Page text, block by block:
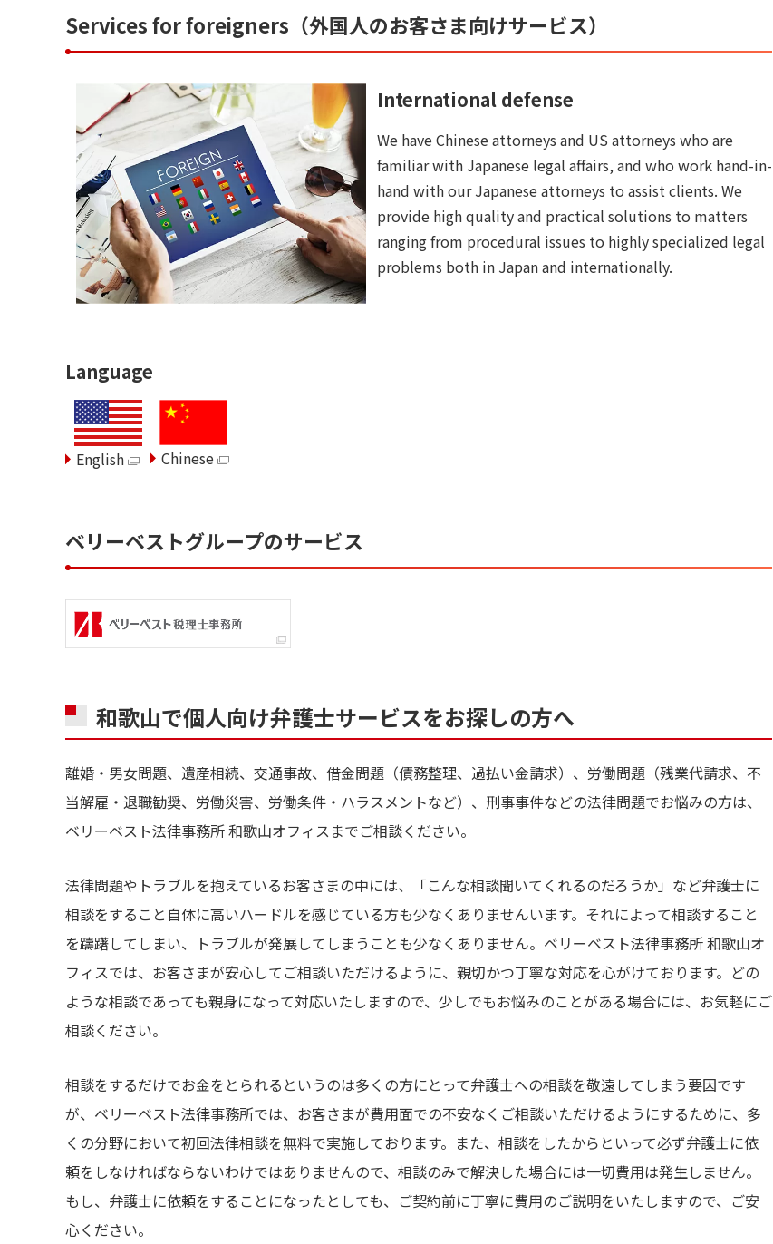
Services for foreigners（外国人のお客さま向けサービス）
International defense
We have Chinese attorneys and US attorneys who are
familiar with Japanese legal affairs, and who work hand-in-
hand with our Japanese attorneys to assist clients. We
provide high quality and practical solutions to matters
ranging from procedural issues to highly specialized legal
problems both in Japan and internationally.
Language
English Chinese
ベリーベストグループのサービス
和歌山で個人向け弁護士サービスをお探しの方へ
離婚・男女問題、遺産相続、交通事故、借金問題（債務整理、過払い金請求）、労働問題（残業代請求、不
当解雇・退職勧奨、労働災害、労働条件・ハラスメントなど）、刑事事件などの法律問題でお悩みの方は、
ベリーベスト法律事務所 和歌山オフィスまでご相談ください。
法律問題やトラブルを抱えているお客さまの中には、「こんな相談聞いてくれるのだろうか」など弁護士に
相談をすること自体に高いハードルを感じている方も少なくありませんいます。それによって相談すること
を躊躇してしまい、トラブルが発展してしまうことも少なくありません。ベリーベスト法律事務所 和歌山オ
フィスでは、お客さまが安心してご相談いただけるように、親切かつ丁寧な対応を心がけております。どの
ような相談であっても親身になって対応いたしますので、少しでもお悩みのことがある場合には、お気軽にご
相談ください。
相談をするだけでお金をとられるというのは多くの方にとって弁護士への相談を敬遠してしまう要因です
が、ベリーベスト法律事務所では、お客さまが費用面での不安なくご相談いただけるようにするために、多
くの分野において初回法律相談を無料で実施しております。また、相談をしたからといって必ず弁護士に依
頼をしなければならないわけではありませんので、相談のみで解決した場合には一切費用は発生しません。
もし、弁護士に依頼をすることになったとしても、ご契約前に丁寧に費用のご説明をいたしますので、ご安
心ください。